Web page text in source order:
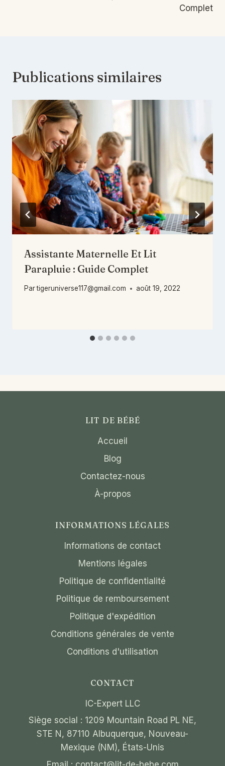
Complet
Publications similaires
Assistante Maternelle Et Lit
Parapluie : Guide Complet
Partigeruniverse117@gmail.com août 19, 2022
LIT DE BÉBÉ
Accueil
Blog
Contactez-nous
À-propos
INFORMATIONS LÉGALES
Informations de contact
Mentions légales
Politique de confidentialité
Politique de remboursement
Politique d'expédition
Conditions générales de vente
Conditions d'utilisation
CONTACT
IC-Expert LLC
Siège social : 1209 Mountain Road PL NE,
STE N, 87110 Albuquerque, Nouveau-
Mexique (NM), États-Unis